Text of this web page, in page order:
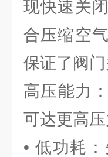
现快速关
合压缩空
保证了阀门
高压能力
可达更高压
• 低功耗